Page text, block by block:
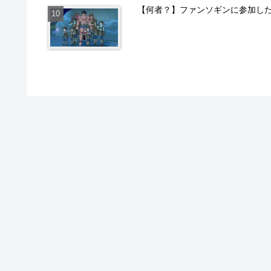
【何者？】ファンソギンに参加し